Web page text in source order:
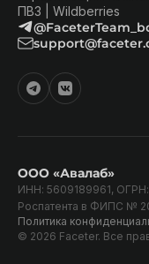
ПВЗ | Wildberries
ООО «Авалаб»
ИНН: 5609189961, ОГРН:
Роспатента в ФИПС №
Политика
© 2026 Faceter. Все